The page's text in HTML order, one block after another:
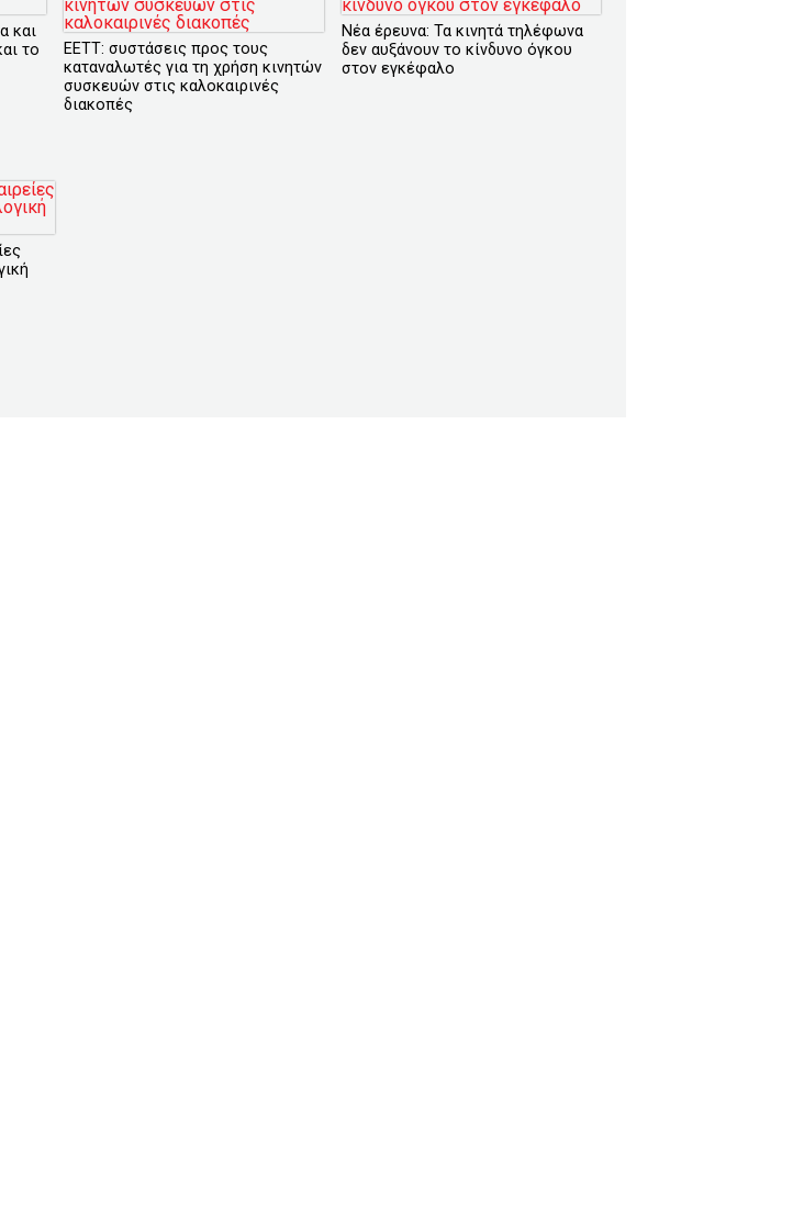
και
το
ΕΕΤΤ: συστάσεις προς τους
καταναλωτές για τη χρήση κινητών
συσκευών στις καλοκαιρινές
διακοπές
Νέα έρευνα: Τα κινητά τηλέφωνα
δεν αυξάνουν το κίνδυνο όγκου
στον εγκέφαλο